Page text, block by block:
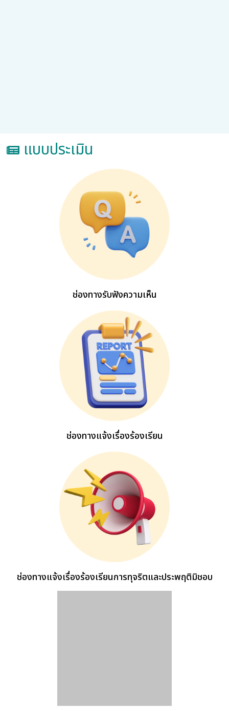
แบบประเมิน
ช่องทางรับฟังความเห็น
ช่องทางแจ้งเรื่องร้องเรียน
ช่องทางแจ้งเรื่องร้องเรียนการทุจริตและประพฤติมิชอบ